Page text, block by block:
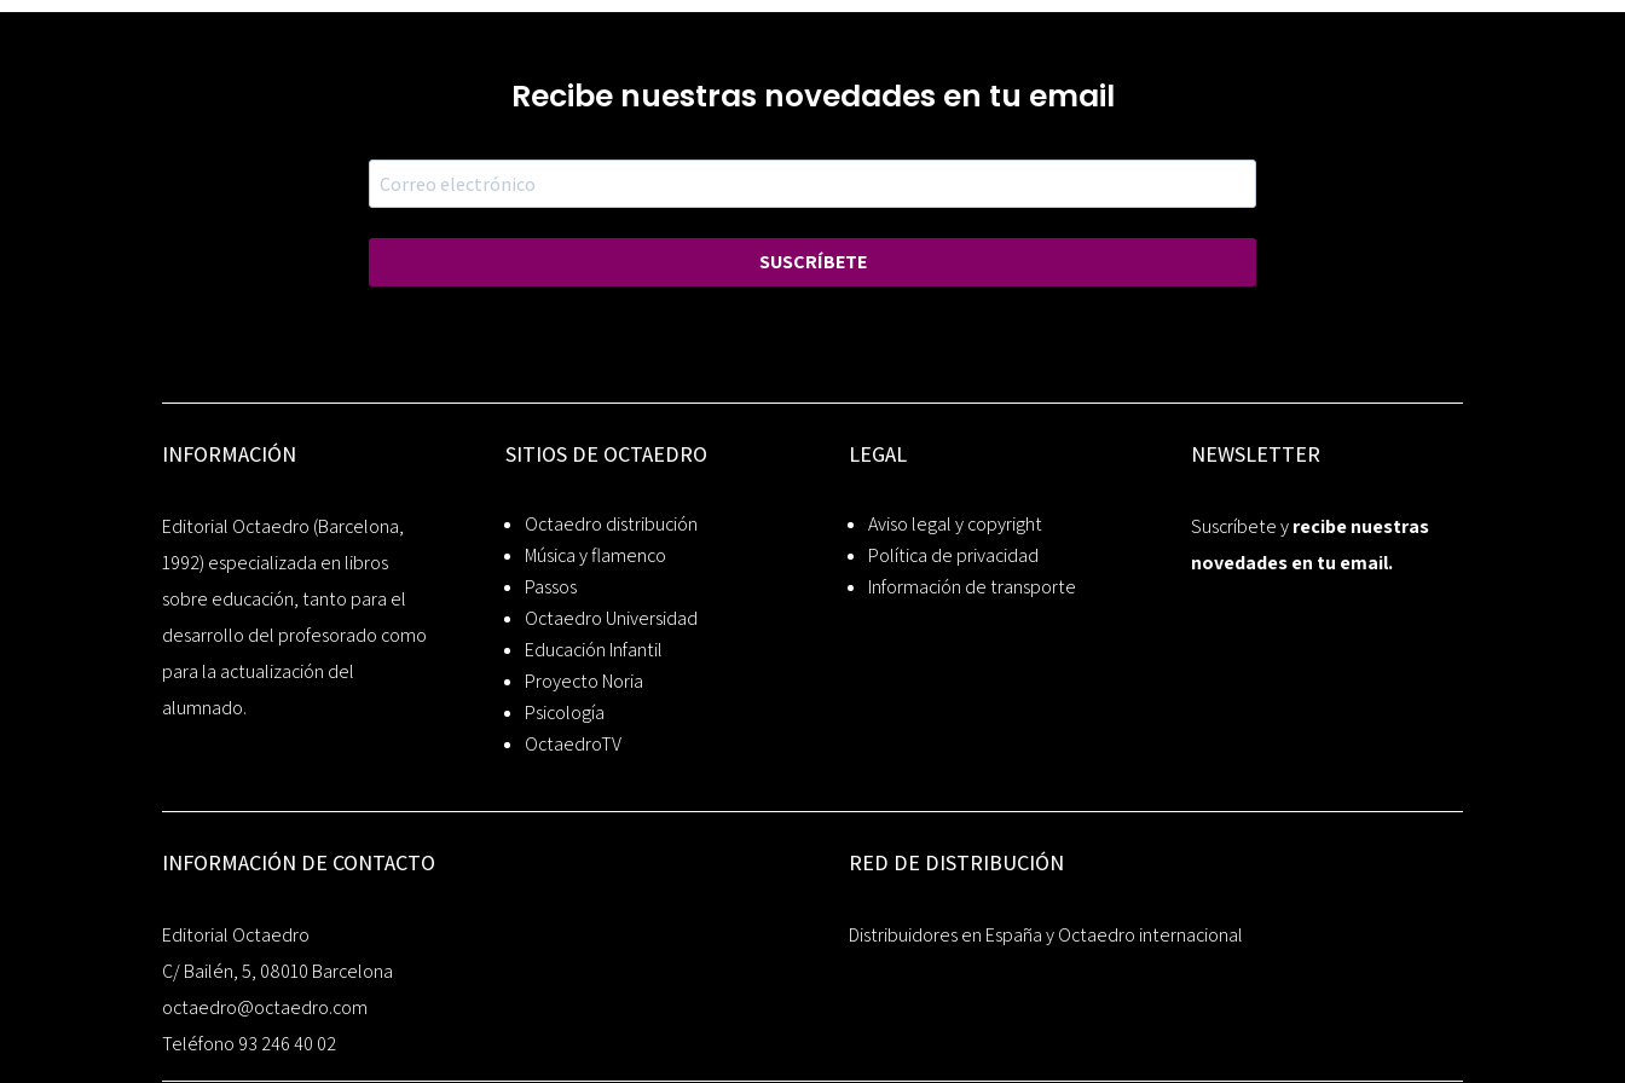
Recibe nuestras novedades en tu email
SUSCRÍBETE
INFORMACIÓN
Editorial Octaedro (Barcelona,
1992) especializada en libros
sobre educación, tanto para el
desarrollo del profesorado como
para la actualización del
alumnado.
SITIOS DE OCTAEDRO
Octaedro distribución
Música y flamenco
Passos
Octaedro Universidad
Educación Infantil
Proyecto Noria
Psicología
OctaedroTV
LEGAL
Aviso legal y copyright
Política de privacidad
Información de transporte
NEWSLETTER
Suscríbete yrecibe nuestras
novedades en tu email.
INFORMACIÓN DE CONTACTO
Editorial Octaedro
C/ Bailén, 5, 08010 Barcelona
octaedro@octaedro.com
Teléfono 93 246 40 02
RED DE DISTRIBUCIÓN
Distribuidores en España y Octaedro internacional